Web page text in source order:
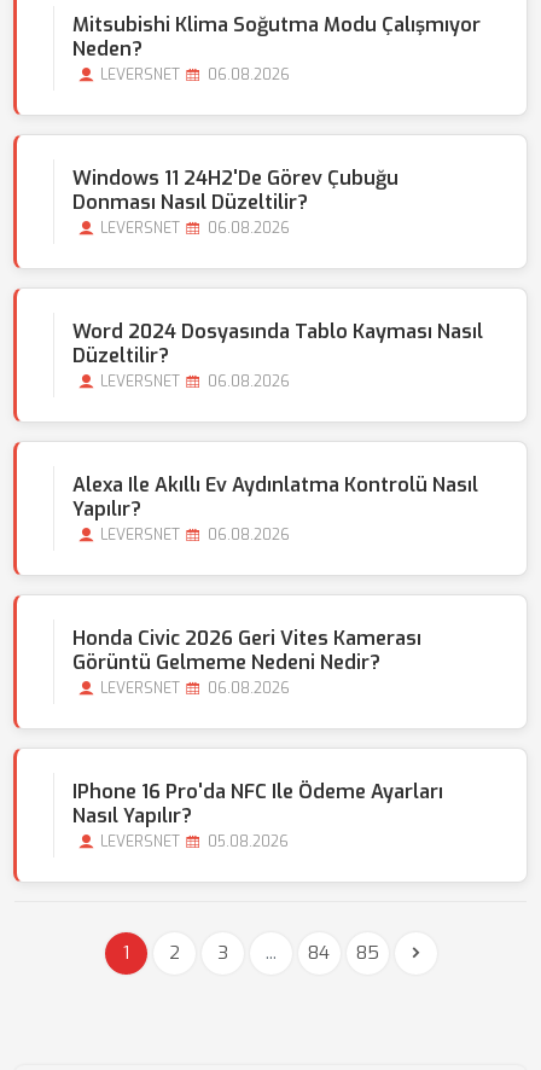
Mitsubishi Klima Soğutma Modu Çalışmıyor
Neden?
LEVERSNET 06.08.2026
Windows 11 24H2'de Görev Çubuğu
Donması Nasıl Düzeltilir?
LEVERSNET 06.08.2026
Word 2024 Dosyasında Tablo Kayması Nasıl
Düzeltilir?
LEVERSNET 06.08.2026
Alexa Ile Akıllı Ev Aydınlatma Kontrolü Nasıl
Yapılır?
LEVERSNET 06.08.2026
Honda Civic 2026 Geri Vites Kamerası
Görüntü Gelmeme Nedeni Nedir?
LEVERSNET 06.08.2026
IPhone 16 Pro'da NFC Ile Ödeme Ayarları
Nasıl Yapılır?
LEVERSNET 05.08.2026
1 2 3 ... 84 85